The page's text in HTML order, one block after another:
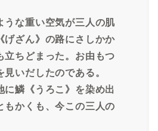
な重い空気が三人の肌
げざん》の路にさしかか
ちどまった。お由もつ
いだしたのである。
鱗《うろこ》を染め出
かくも、今この三人の